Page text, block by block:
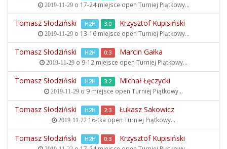
2019-11-29o 17-24 miejsce open Turniej Piątkowy...
Tomasz Słodziński H2H 3:0 Krzysztof Kupisiński
2019-11-29o 13-16 miejsce open Turniej Piątkowy...
Tomasz Słodziński H2H 0:3 Marcin Gałka
2019-11-29 o 9-12 miejsce open Turniej Piątkowy...
Tomasz Słodziński H2H 3:2 Michał Łęczycki
2019-11-29 o 9 miejsce open Turniej Piątkowy...
Tomasz Słodziński H2H 2:3 Łukasz Sakowicz
2019-11-22 16-tka open Turniej Piątkowy...
Tomasz Słodziński H2H 0:3 Krzysztof Kupisiński